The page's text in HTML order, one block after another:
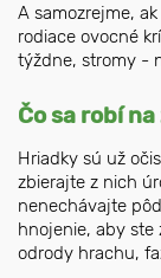
A samozrejme,
rodiace ovocné
týždne, stromy -
Čo sa robí
Hriadky sú už
zbierajte z nich
nenechávajte
hnojenie, aby ste
odrody hrachu,